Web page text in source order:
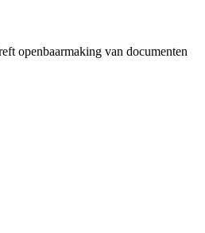
openbaarmaking van documenten